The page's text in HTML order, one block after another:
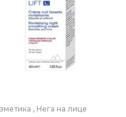
, Нега на лице